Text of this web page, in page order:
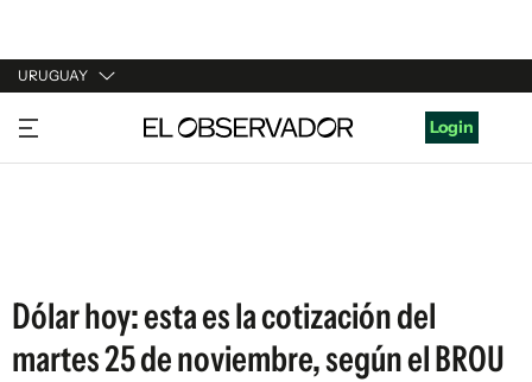
URUGUAY
URUGUAY
ARGENTINA
Login
Dólar hoy: esta es la cotización del
martes 25 de noviembre, según el BROU